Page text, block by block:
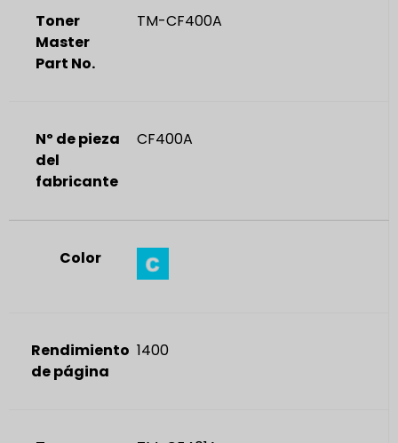
Toner
Master
Part No.
TM-CF400A
Nº de pieza
del
fabricante
CF400A
Color
Rendimiento
de página
1400